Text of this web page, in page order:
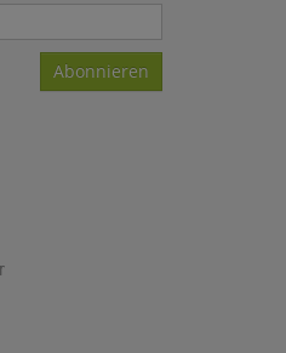
Abonnieren